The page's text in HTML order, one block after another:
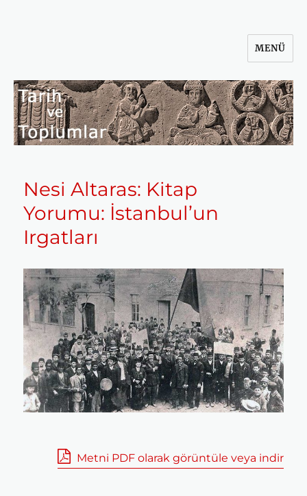
MENÜ
Nesi Altaras: Kitap
Yorumu: İstanbul’un
Irgatları
Metni PDF olarak görüntüle veya indir